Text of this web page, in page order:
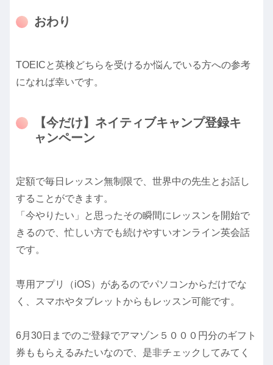
おわり
TOEICと英検どちらを受けるか悩んでいる方への参考
になれば幸いです。
【今だけ】ネイティブキャンプ登録キ
ャンペーン
定額で毎日レッスン無制限で、世界中の先生とお話し
することができます。
「今やりたい」と思ったその瞬間にレッスンを開始で
きるので、忙しい方でも続けやすいオンライン英会話
です。
専用アプリ（iOS）があるのでパソコンからだけでな
く、スマホやタブレットからもレッスン可能です。
6月30日までのご登録でアマゾン５０００円分のギフト
券ももらえるみたいなので、是非チェックしてみてく